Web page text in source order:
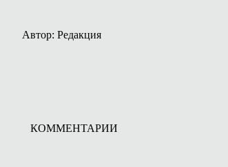
Автор: Редакция
КОММЕНТАРИИ